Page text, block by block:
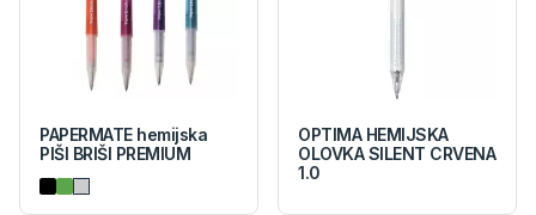
PAPERMATE hemijska
PIŠI BRIŠI PREMIUM
OPTIMA HEMIJSKA
OLOVKA SILENT CRVENA
1.0